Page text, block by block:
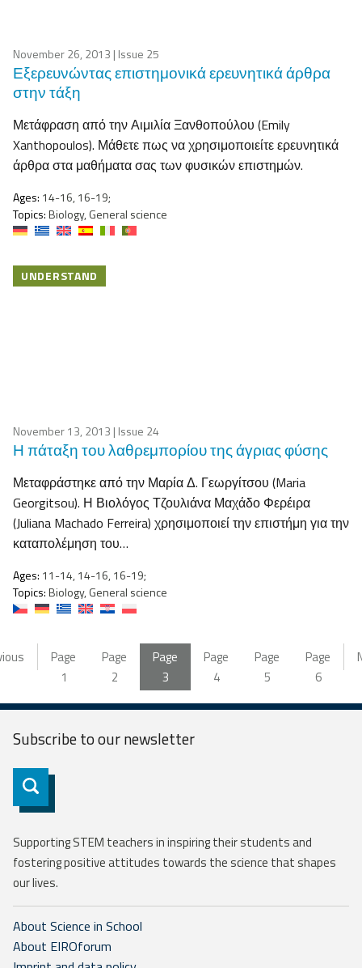
November 26, 2013 | Issue 25
Εξερευνώντας επιστημονικά ερευνητικά άρθρα
στην τάξη
Μετάφραση από την Αιμιλία Ξανθοπούλου (Emily
Xanthopoulos). Μάθετε πως να χρησιμοποιείτε ερευνητικά
άρθρα στα μαθήματα σας των φυσικών επιστημών.
Ages: 14-16, 16-19;
Topics:Biology, General science
UNDERSTAND
November 13, 2013 | Issue 24
Η πάταξη του λαθρεμπορίου της άγριας φύσης
Μεταφράστηκε από την Μαρία Δ. Γεωργίτσου (Maria
Georgitsou). Η Βιολόγος Τζουλιάνα Μαχάδο Φερέιρα
(Juliana Machado Ferreira) χρησιμοποιεί την επιστήμη για την
καταπολέμηση του…
Ages: 11-14, 14-16, 16-19;
Topics:Biology, General science
Page
1
Page
2
Page
3
Page
4
Page
5
Page
6
Subscribe to ournewsletter
Subscribe
Supporting STEM teachers in inspiring their students and
fostering positive attitudes towards the science that shapes
our lives.
About Science in School
About EIROforum